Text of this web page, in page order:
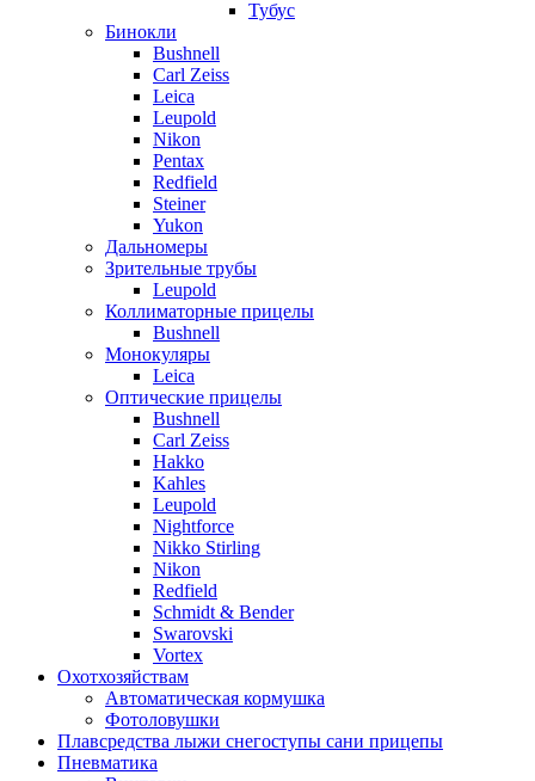
Тубус
Бинокли
Bushnell
Carl Zeiss
Leica
Leupold
Nikon
Pentax
Redfield
Steiner
Yukon
Дальномеры
Зрительные трубы
Leupold
Коллиматорные прицелы
Bushnell
Монокуляры
Leica
Оптические прицелы
Bushnell
Carl Zeiss
Hakko
Kahles
Leupold
Nightforce
Nikko Stirling
Nikon
Redfield
Schmidt & Bender
Swarovski
Vortex
Охотхозяйствам
Автоматическая кормушка
Фотоловушки
Плавсредства лыжи снегоступы сани прицепы
Пневматика